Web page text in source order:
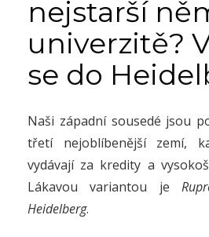
nejstarší
univerzitě?
se do
Naši západní sousedé jsou
třetí nejoblíbenější zemí,
vydávají za kredity a
Lákavou variantou je
Heidelberg.